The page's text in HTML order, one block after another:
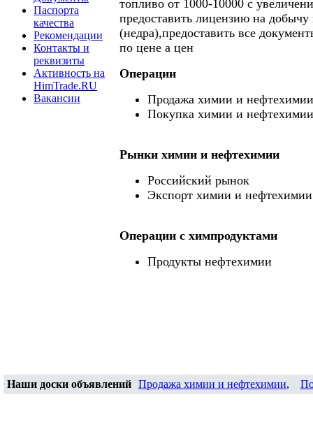
Паспорта
качества
Рекомендации
Контакты и
реквизиты
Активность на
HimTrade.RU
Вакансии
топливо от 1000-10000 с
предоставить лицензию на
(недра),предоставить все
по цене а цен
Операции
Продажа химии и нефтехимии
Покупка химии и нефтехимии
Рынки химии и нефтехимии
Российский рынок
Экспорт химии и нефтехимии
Операции c химпродуктами
Продукты нефтехимии
Наши доски объявлений Продажа химии и нефтехимии,